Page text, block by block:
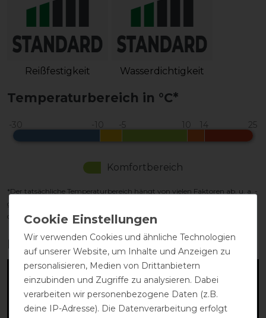
Reißfestigkeit Wasserdichtigkeit
Temperaturbereich in °C*
Komfortbereich
*Der tatsächliche Temperaturbereich hängt von vielen Faktoren ab, u. a. -
geschoren/ungeschoren - Sonnenschein - Feuchtigkeit - Wind - Aktivität
des Pferdes
Produktvideo:
Wir verwenden Cookies und ähnliche Technologien
auf unserer Website, um Inhalte und Anzeigen zu
personalisieren, Medien von Drittanbietern
einzubinden und Zugriffe zu analysieren. Dabei
verarbeiten wir personenbezogene Daten (z.B.
deine IP-Adresse). Die Datenverarbeitung erfolgt